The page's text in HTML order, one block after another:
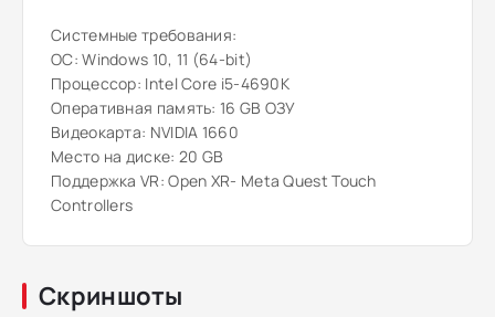
Системные требования:
ОС: Windows 10, 11 (64-bit)
Процессор: Intel Core i5-4690K
Оперативная память: 16 GB ОЗУ
Видеокарта: NVIDIA 1660
Место на диске: 20 GB
Поддержка VR: Open XR- Meta Quest Touch
Controllers
Скриншоты